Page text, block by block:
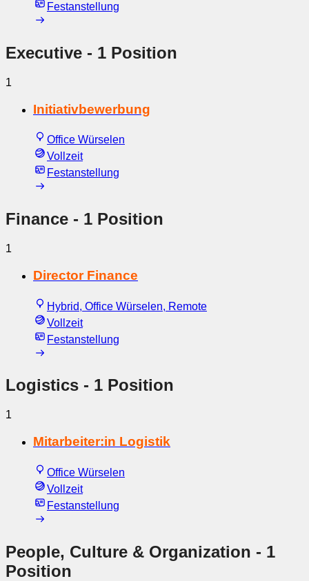
Festanstellung
Executive - 1 Position
1
Initiativbewerbung
Office Würselen
Vollzeit
Festanstellung
Finance - 1 Position
1
Director Finance
Hybrid, Office Würselen, Remote
Vollzeit
Festanstellung
Logistics - 1 Position
1
Mitarbeiter:in Logistik
Office Würselen
Vollzeit
Festanstellung
People, Culture & Organization - 1
Position